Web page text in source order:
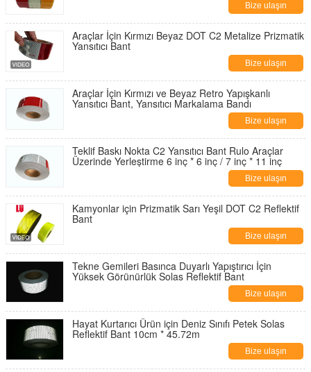
Bize ulaşın
Araçlar İçin Kırmızı Beyaz DOT C2 Metalize Prizmatik
Yansıtıcı Bant
Bize ulaşın
Araçlar İçin Kırmızı ve Beyaz Retro Yapışkanlı
Yansıtıcı Bant, Yansıtıcı Markalama Bandı
Bize ulaşın
Teklif Baskı Nokta C2 Yansıtıcı Bant Rulo Araçlar
Üzerinde Yerleştirme 6 inç * 6 inç / 7 inç * 11 inç
Bize ulaşın
Kamyonlar için Prizmatik Sarı Yeşil DOT C2 Reflektif
Bant
Bize ulaşın
Tekne Gemileri Basınca Duyarlı Yapıştırıcı İçin
Yüksek Görünürlük Solas Reflektif Bant
Bize ulaşın
Hayat Kurtarıcı Ürün için Deniz Sınıfı Petek Solas
Reflektif Bant 10cm * 45.72m
Bize ulaşın